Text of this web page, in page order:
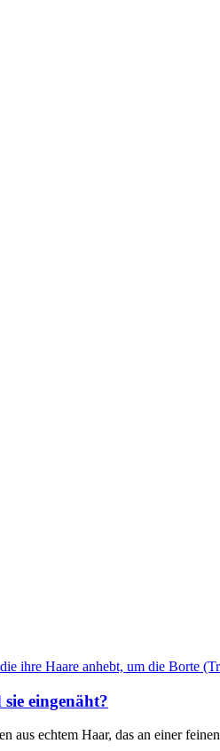
eingenäht?
aus echtem Haar, das an einer feinen